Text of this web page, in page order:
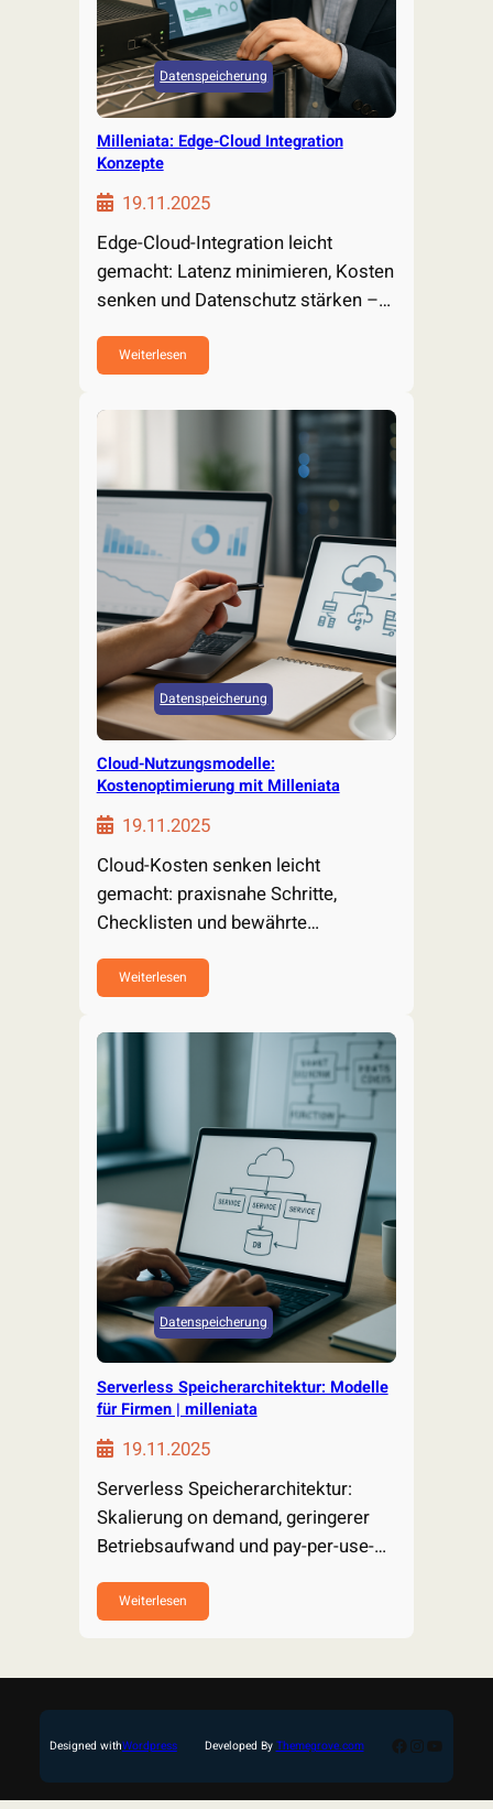
Datenspeicherung
Milleniata: Edge-Cloud Integration
Konzepte
19.11.2025
Edge-Cloud-Integration leicht
gemacht: Latenz minimieren, Kosten
senken und Datenschutz stärken –
und…
Weiterlesen
Datenspeicherung
Cloud-Nutzungsmodelle:
Kostenoptimierung mit Milleniata
19.11.2025
Cloud-Kosten senken leicht
gemacht: praxisnahe Schritte,
Checklisten und bewährte
Playbooks zu Transparenz,
Rightsizing, FinOps und…
Weiterlesen
Datenspeicherung
Serverless Speicherarchitektur: Modelle
für Firmen | milleniata
19.11.2025
Serverless Speicherarchitektur:
Skalierung on demand, geringerer
Betriebsaufwand und pay-per-use-
Muster & Checklisten…
Weiterlesen
Designed withWordpress Developed By Themegrove.com Facebook
Instagram